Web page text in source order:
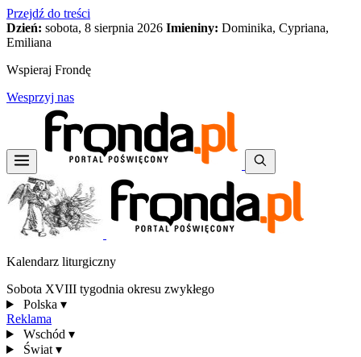
Przejdź do treści
Dzień: sobota, 8 sierpnia 2026 Imieniny: Dominika, Cypriana,
Emiliana
Wspieraj Frondę
Wesprzyj nas
Kalendarz liturgiczny
Sobota XVIII tygodnia okresu zwykłego
Polska ▾
Reklama
Wschód ▾
Świat ▾